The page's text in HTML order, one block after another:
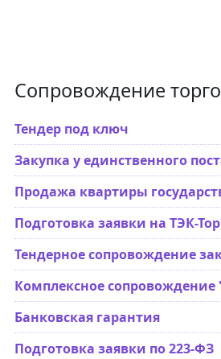
Сопровождение
Тендер под ключ
Закупка у единственного
Продажа квартиры
Подготовка заявки на ТЭК-
Тендерное сопровождение
Комплексное
Банковская гарантия
Подготовка заявки по 223-ФЗ